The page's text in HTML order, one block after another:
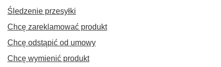
Śledzenie przesyłki
Chcę zareklamować produkt
Chcę odstąpić od umowy
Chcę wymienić produkt